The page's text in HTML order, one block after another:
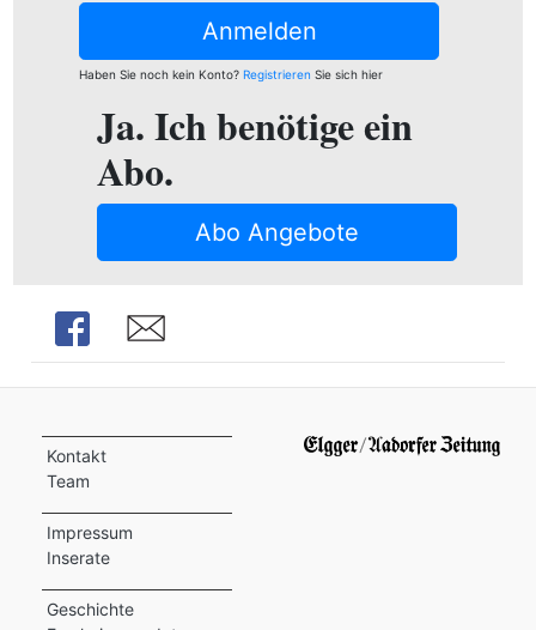
Anmelden
Haben Sie noch kein Konto? RegistrierenSie sich hier
Ja. Ich benötige ein
Abo.
Abo Angebote
Share Share
Kontakt
Team
Impressum
Inserate
Geschichte